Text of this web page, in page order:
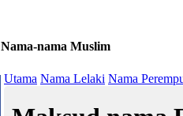
Nama-nama Muslim
Utama Nama Lelaki Nama